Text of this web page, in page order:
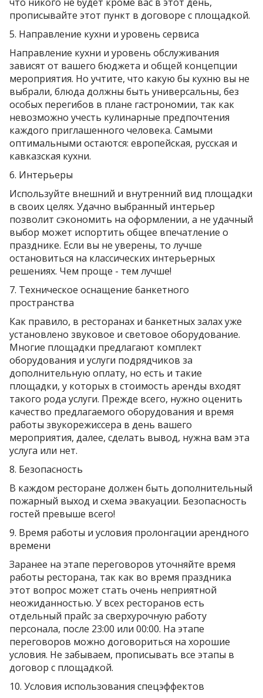
что никого не будет кроме вас в этот день,
прописывайте этот пункт в договоре с площадкой.
5. Направление кухни и уровень сервиса
Направление кухни и уровень обслуживания
зависят от вашего бюджета и общей концепции
мероприятия. Но учтите, что какую бы кухню вы не
выбрали, блюда должны быть универсальны, без
особых перегибов в плане гастрономии, так как
невозможно учесть кулинарные предпочтения
каждого приглашенного человека. Самыми
оптимальными остаются: европейская, русская и
кавказская кухни.
6. Интерьеры
Используйте внешний и внутренний вид площадки
в своих целях. Удачно выбранный интерьер
позволит сэкономить на оформлении, а не удачный
выбор может испортить общее впечатление о
празднике. Если вы не уверены, то лучше
остановиться на классических интерьерных
решениях. Чем проще - тем лучше!
7. Техническое оснащение банкетного
пространства
Как правило, в ресторанах и банкетных залах уже
установлено звуковое и световое оборудование.
Многие площадки предлагают комплект
оборудования и услуги подрядчиков за
дополнительную оплату, но есть и такие
площадки, у которых в стоимость аренды входят
такого рода услуги. Прежде всего, нужно оценить
качество предлагаемого оборудования и время
работы звукорежиссера в день вашего
мероприятия, далее, сделать вывод, нужна вам эта
услуга или нет.
8. Безопасность
В каждом ресторане должен быть дополнительный
пожарный выход и схема эвакуации. Безопасность
гостей превыше всего!
9. Время работы и условия пролонгации арендного
времени
Заранее на этапе переговоров уточняйте время
работы ресторана, так как во время праздника
этот вопрос может стать очень неприятной
неожиданностью. У всех ресторанов есть
отдельный прайс за сверхурочную работу
персонала, после 23:00 или 00:00. На этапе
переговоров можно договориться на хорошие
условия. Не забываем, прописывать все этапы в
договор с площадкой.
10. Условия использования спецэффектов